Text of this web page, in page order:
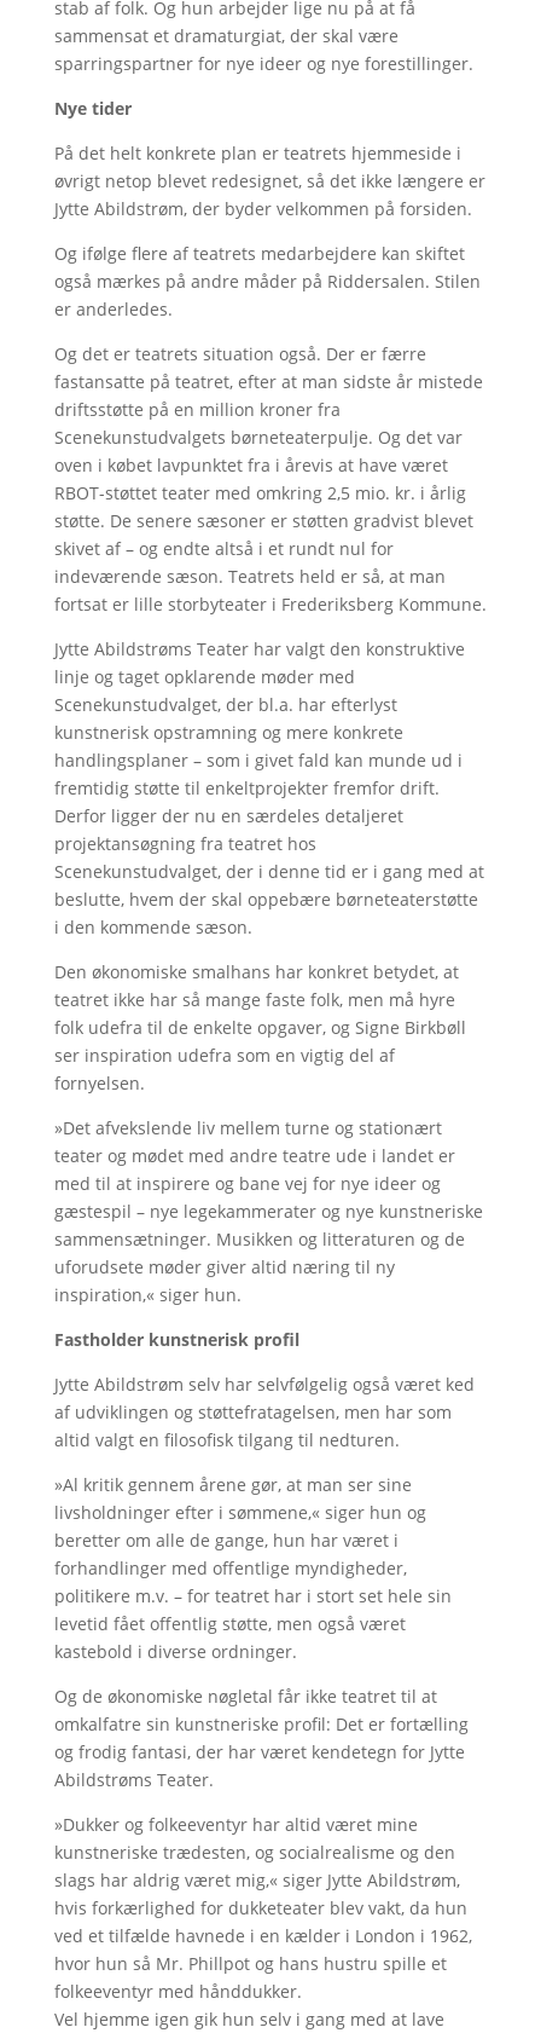
stab af folk. Og hun arbejder lige nu på at få
sammensat et dramaturgiat, der skal være
sparringspartner for nye ideer og nye forestillinger.
Nye tider
På det helt konkrete plan er teatrets hjemmeside i
øvrigt netop blevet redesignet, så det ikke længere er
Jytte Abildstrøm, der byder velkommen på forsiden.
Og ifølge flere af teatrets medarbejdere kan skiftet
også mærkes på andre måder på Riddersalen. Stilen
er anderledes.
Og det er teatrets situation også. Der er færre
fastansatte på teatret, efter at man sidste år mistede
driftsstøtte på en million kroner fra
Scenekunstudvalgets børneteaterpulje. Og det var
oven i købet lavpunktet fra i årevis at have været
RBOT-støttet teater med omkring 2,5 mio. kr. i årlig
støtte. De senere sæsoner er støtten gradvist blevet
skivet af – og endte altså i et rundt nul for
indeværende sæson. Teatrets held er så, at man
fortsat er lille storbyteater i Frederiksberg Kommune.
Jytte Abildstrøms Teater har valgt den konstruktive
linje og taget opklarende møder med
Scenekunstudvalget, der bl.a. har efterlyst
kunstnerisk opstramning og mere konkrete
handlingsplaner – som i givet fald kan munde ud i
fremtidig støtte til enkeltprojekter fremfor drift.
Derfor ligger der nu en særdeles detaljeret
projektansøgning fra teatret hos
Scenekunstudvalget, der i denne tid er i gang med at
beslutte, hvem der skal oppebære børneteaterstøtte
i den kommende sæson.
Den økonomiske smalhans har konkret betydet, at
teatret ikke har så mange faste folk, men må hyre
folk udefra til de enkelte opgaver, og Signe Birkbøll
ser inspiration udefra som en vigtig del af
fornyelsen.
»Det afvekslende liv mellem turne og stationært
teater og mødet med andre teatre ude i landet er
med til at inspirere og bane vej for nye ideer og
gæstespil – nye legekammerater og nye kunstneriske
sammensætninger. Musikken og litteraturen og de
uforudsete møder giver altid næring til ny
inspiration,« siger hun.
Fastholder kunstnerisk profil
Jytte Abildstrøm selv har selvfølgelig også været ked
af udviklingen og støttefratagelsen, men har som
altid valgt en filosofisk tilgang til nedturen.
»Al kritik gennem årene gør, at man ser sine
livsholdninger efter i sømmene,« siger hun og
beretter om alle de gange, hun har været i
forhandlinger med offentlige myndigheder,
politikere m.v. – for teatret har i stort set hele sin
levetid fået offentlig støtte, men også været
kastebold i diverse ordninger.
Og de økonomiske nøgletal får ikke teatret til at
omkalfatre sin kunstneriske profil: Det er fortælling
og frodig fantasi, der har været kendetegn for Jytte
Abildstrøms Teater.
»Dukker og folkeeventyr har altid været mine
kunstneriske trædesten, og socialrealisme og den
slags har aldrig været mig,« siger Jytte Abildstrøm,
hvis forkærlighed for dukketeater blev vakt, da hun
ved et tilfælde havnede i en kælder i London i 1962,
hvor hun så Mr. Phillpot og hans hustru spille et
folkeeventyr med hånddukker.
Vel hjemme igen gik hun selv i gang med at lave